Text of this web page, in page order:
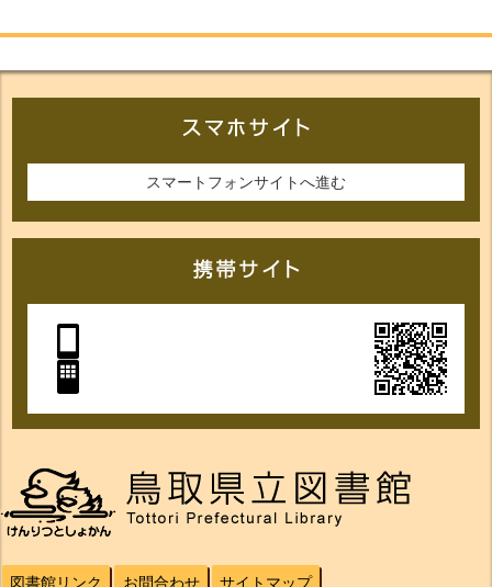
スマートフォンサイトへ進む
図書館リンク お問合わせ サイトマップ